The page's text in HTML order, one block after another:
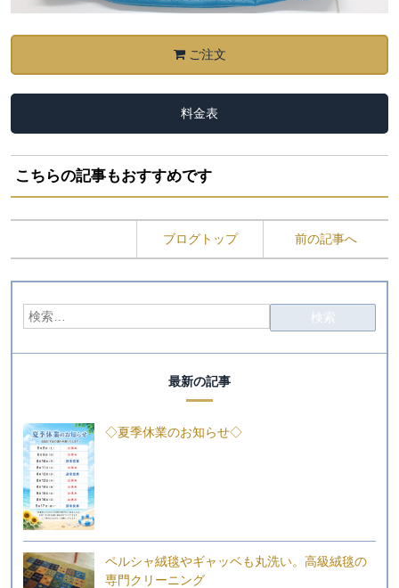
ご注文
料金表
こちらの記事もおすすめです
ブログトップ 前の記事へ
最新の記事
◇夏季休業のお知らせ◇
ペルシャ絨毯やギャッベも丸洗い。高級絨毯の
専門クリーニング